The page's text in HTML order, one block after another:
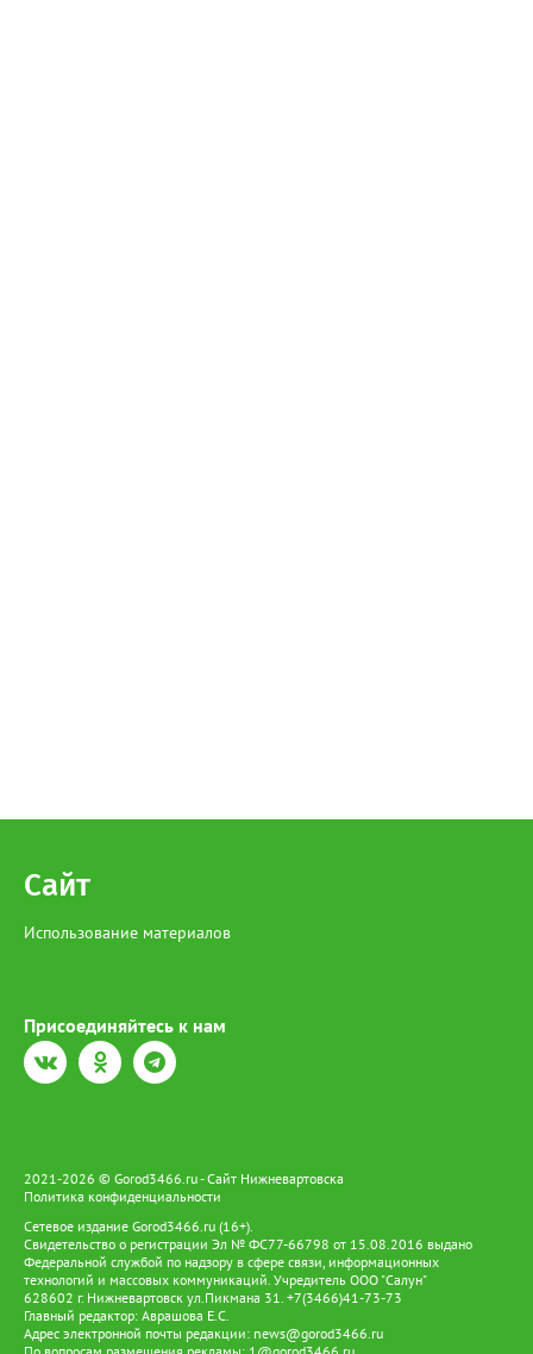
Сайт
Использование материалов
Присоединяйтесь к нам
2021-2026 © Gorod3466.ru - Сайт Нижневартовска
Политика конфиденциальности
Сетевое издание Gorod3466.ru (16+).
Свидетельство о регистрации Эл № ФС77-66798 от 15.08.2016 выдано
Федеральной службой по надзору в сфере связи, информационных
технологий и массовых коммуникаций. Учредитель ООО "Салун"
628602 г. Нижневартовск ул.Пикмана 31. +7(3466)41-73-73
Главный редактор: Аврашова Е.С.
Адрес электронной почты редакции: news@gorod3466.ru